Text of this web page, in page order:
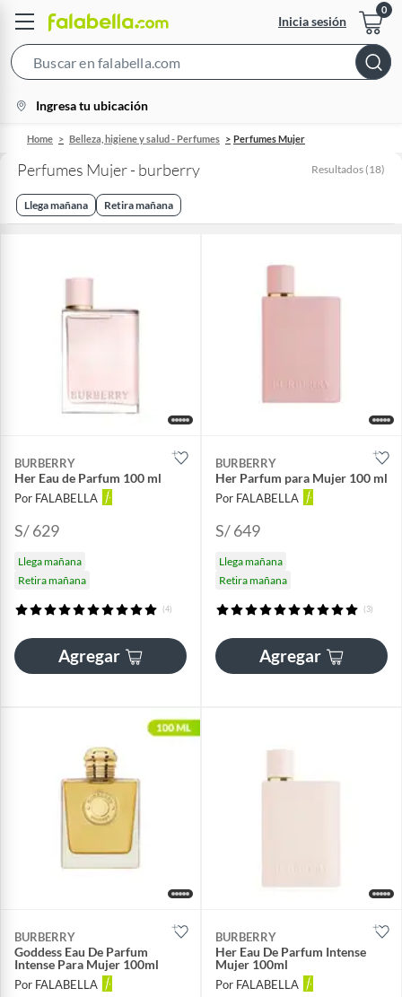
Inicia sesión
Bar
location-
icon
Ingresa tu ubicación
Home Belleza, higiene y salud - Perfumes Perfumes Mujer
Perfumes Mujer - burberry Resultados (18)
Llega mañana Retira mañana
BURBERRY
Her Eau de Parfum 100 ml
Por FALABELLA
S/ 629
Llega mañana
Retira mañana
(4)
Agregar
BURBERRY
Her Parfum para Mujer 100 ml
Por FALABELLA
S/ 649
Llega mañana
Retira mañana
(3)
Agregar
BURBERRY
Goddess Eau De Parfum
Intense Para Mujer 100ml
Por FALABELLA
BURBERRY
Her Eau De Parfum Intense
Mujer 100ml
Por FALABELLA